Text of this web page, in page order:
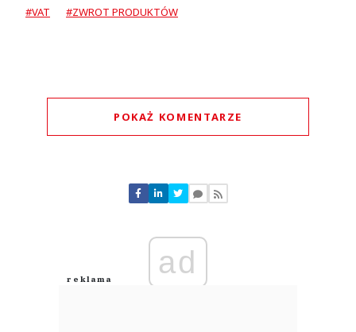
#VAT
#ZWROT PRODUKTÓW
POKAŻ KOMENTARZE
Nie znaleziono komentarzy
Zostaw swoje komentarze
Anuluj
ad